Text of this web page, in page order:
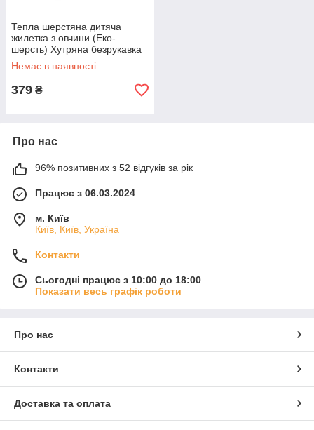
Тепла шерстяна дитяча
жилетка з овчини (Еко-
шерсть) Хутряна безрукавка
для дівчинки і хлопчика
Виноград 3
Немає в наявності
379 ₴
Про нас
96% позитивних з 52 відгуків за рік
Працює з 06.03.2024
м. Київ
Київ, Київ, Україна
Контакти
Сьогодні працює з 10:00 до 18:00
Показати весь графік роботи
Про нас
Контакти
Доставка та оплата